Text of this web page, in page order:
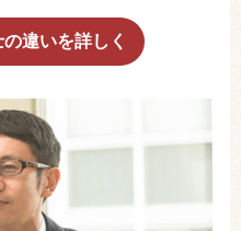
違いを詳しく